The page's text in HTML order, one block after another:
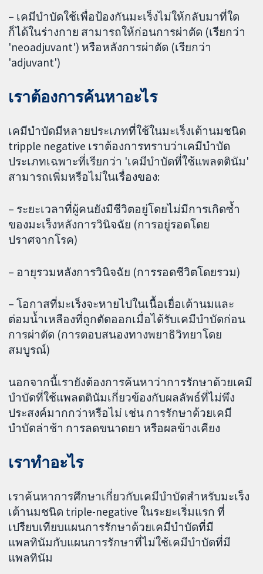
– เคมีบำบัดใช้เพื่อป้องกันมะเร็งไม่ให้กลับมาที่ใด
ก็ได้ในร่างกาย สามารถให้ก่อนการผ่าตัด (เรียกว่า
'neoadjuvant') หรือหลังการผ่าตัด (เรียกว่า
'adjuvant')
เราต้องการค้นหาอะไร
เคมีบำบัดมีหลายประเภทที่ใช้ในมะเร็งเต้านมชนิด
tripple negative เราต้องการทราบว่าเคมีบำบัด
ประเภทเฉพาะที่เรียกว่า 'เคมีบำบัดที่ใช้แพลตตินัม'
สามารถเพิ่มหรือไม่ในเรื่องของ:
– ระยะเวลาที่ผู้คนยังมีชีวิตอยู่โดยไม่มีการเกิดซ้ำ
ของมะเร็งหลังการวินิจฉัย (การอยู่รอดโดย
ปราศจากโรค)
– อายุรวมหลังการวินิจฉัย (การรอดชีวิตโดยรวม)
– โอกาสที่มะเร็งจะหายไปในเนื้อเยื่อเต้านมและ
ต่อมน้ำเหลืองที่ถูกตัดออกเมื่อได้รับเคมีบำบัดก่อน
การผ่าตัด (การตอบสนองทางพยาธิวิทยาโดย
สมบูรณ์)
นอกจากนี้เรายังต้องการค้นหาว่าการรักษาด้วยเคมี
บำบัดที่ใช้แพลตตินัมเกี่ยวข้องกับผลลัพธ์ที่ไม่พึง
ประสงค์มากกว่าหรือไม่ เช่น การรักษาด้วยเคมี
บำบัดล่าช้า การลดขนาดยา หรือผลข้างเคียง
เราทำอะไร
เราค้นหาการศึกษาเกี่ยวกับเคมีบำบัดสำหรับมะเร็ง
เต้านมชนิด triple-negative ในระยะเริ่มแรก ที่
เปรียบเทียบแผนการรักษาด้วยเคมีบำบัดที่มี
แพลทินัมกับแผนการรักษาที่ไม่ใช้เคมีบำบัดที่มี
แพลทินัม